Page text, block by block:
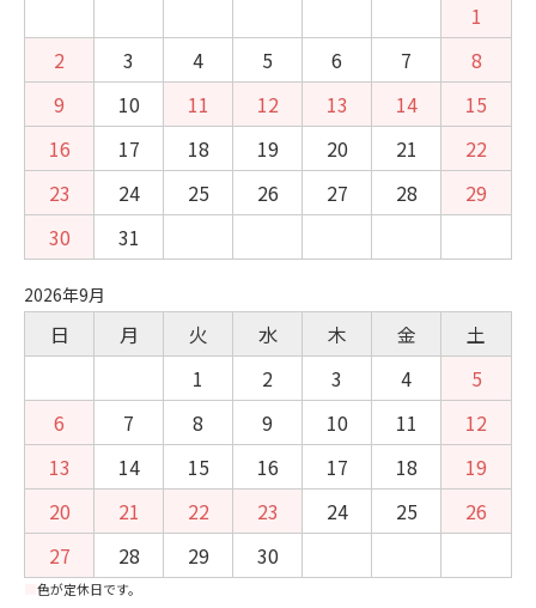
1
2
3 4 5 6 7
8
9
10 11 12 13 14
15
16
17 18 19 20 21
22
23
24 25 26 27 28
29
30
31
2026年9月
日 月 火 水 木 金
土
1
2 3 4
5
6
7 8 9 10 11
12
13
14 15 16 17 18
19
20
21 22 23 24 25
26
27
28 29 30
色が定休日です。